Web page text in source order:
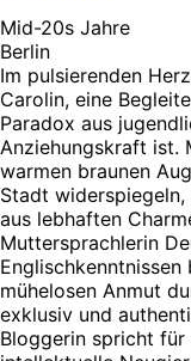
Mid-20s Jahre
Berlin
Im pulsierenden
Carolin, eine
Paradox aus
Anziehungskraft ist.
warmen braunen
Stadt
aus lebhaften
Muttersprachlerin
mühelosen Anmut
exklusiv und
Bloggerin spricht für